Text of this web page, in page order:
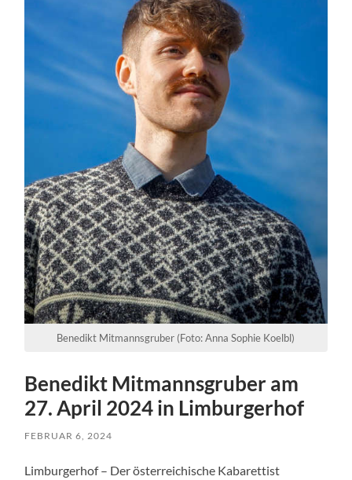
Benedikt Mitmannsgruber (Foto: Anna Sophie Koelbl)
Benedikt Mitmannsgruber am
27. April 2024 in Limburgerhof
FEBRUAR 6, 2024
Limburgerhof – Der österreichische Kabarettist